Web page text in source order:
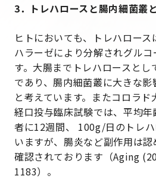
3．トレハロースと腸内細菌叢
ヒトにおいても、トレハロー
ハラーゼにより分解されグル
す。大腸までトレハロースと
であり、腸内細菌叢に大きな
と考えています。またコロラ
経口投与臨床試験では、平均
者に12週間、 100g/日のトレ
いますが、腸炎など副作用は
確認されております（Aging
1183）。